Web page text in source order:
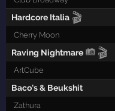
Hardcore Italia 🎬
Cherry Moon
Raving Nightmare 🎬
ArtCube
Baco's & Beukshit
Zathura